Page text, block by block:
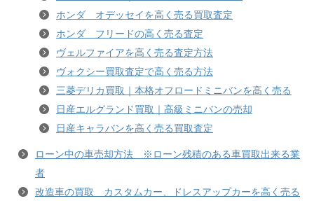
ホンダ オデッセイを高く売る買取査定
ホンダ フリードの高く売る査定
ヴェルファイアを高く売る査定方法
ヴォクシー買取査定で高く売る方法
三菱デリカ買取｜本格オフロードミニバンを高く売る
日産エルグランド買取｜高級ミニバンの売却
日産キャラバンを高く売る買取査定
ローン中の車売却方法 ※ローン残積のある車買取出来る業
者
改造車の買取 カスタムカー、ドレスアップカーを高く売る